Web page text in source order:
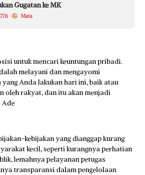
Gugatan ke MK
776 Mata
untuk mencari keuntungan pribadi.
melayani dan mengayomi
Anda lakukan hari ini, baik atau
oleh rakyat, dan itu akan menjadi
Ade
kebijakan yang dianggap kurang
kecil, seperti kurangnya perhatian
lemahnya pelayanan petugas
transparansi dalam pengelolaan